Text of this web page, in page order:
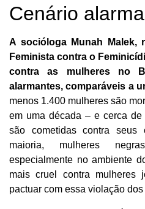
Cenário
A socióloga Munah Malek,
Feminista contra o
contra as mulheres no
alarmantes, comparáveis a
menos 1.400 mulheres são
em uma década – e cerca
são cometidas contra seus
maioria, mulheres
especialmente no ambiente
mais cruel contra mulheres
pactuar com essa violação